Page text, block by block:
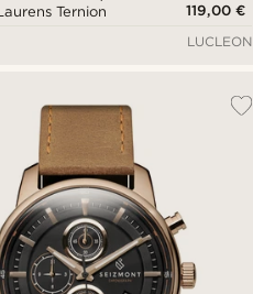
Ternion
119,00 €
LUCLEON